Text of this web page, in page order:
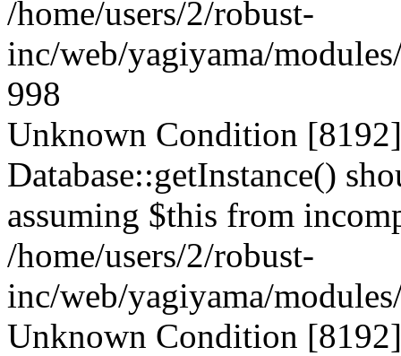
/home/users/2/robust-
inc/web/yagiyama/
998
Unknown Condition
Database::getInstance()
assuming $this from
/home/users/2/robust-
inc/web/yagiyama/
Unknown Condition